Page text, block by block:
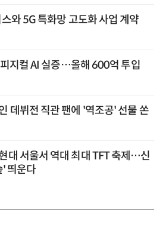
와 5G 특화망 고도화 사업 계약
지컬 AI 실증…올해 600억 투입
데뷔전 직관 팬에 '역조공' 선물 쏜
대 서울서 역대 최대 TFT 축제…신
' 띄운다